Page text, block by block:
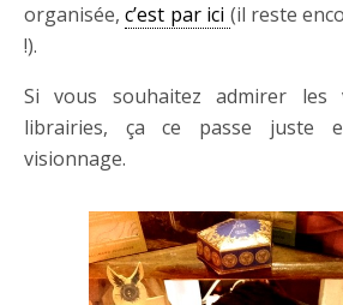
organisée,c’est par ici (il reste
!).
Si vous souhaitez admirer les
librairies, ça ce passe juste
visionnage.